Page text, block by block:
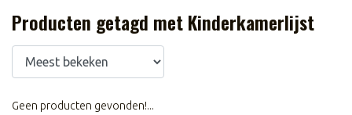
Producten getagd met Kinderkamerlijst
Geen producten gevonden!...